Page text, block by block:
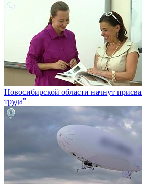
Новосибирской области начнут
труда"